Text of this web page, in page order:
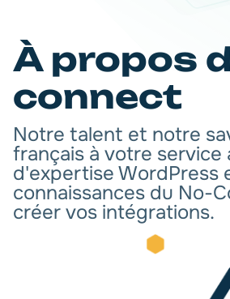
À propos
connect
Notre talent et notre
français à votre service
d'expertise WordPress
connaissances du No-
créer vos intégrations.